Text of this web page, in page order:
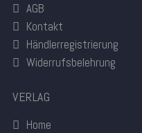
AGB
Kontakt
Händlerregistrierung
Widerrufsbelehrung
VERLAG
Home